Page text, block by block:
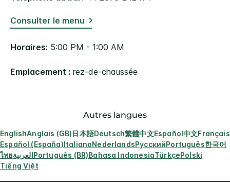
Consulter le menu
Horaires: 5:00 PM - 1:00 AM
Emplacement : rez-de-chaussée
Autres langues
EnglishAnglais (GB)日本語Deutsch繁體中文Español中文Français
Español (España)ItalianoNederlandsРусскийPortuguês한국어
ไทยالعربيةPortuguês (BR)Bahasa IndonesiaTürkçePolski
Tiếng Việt